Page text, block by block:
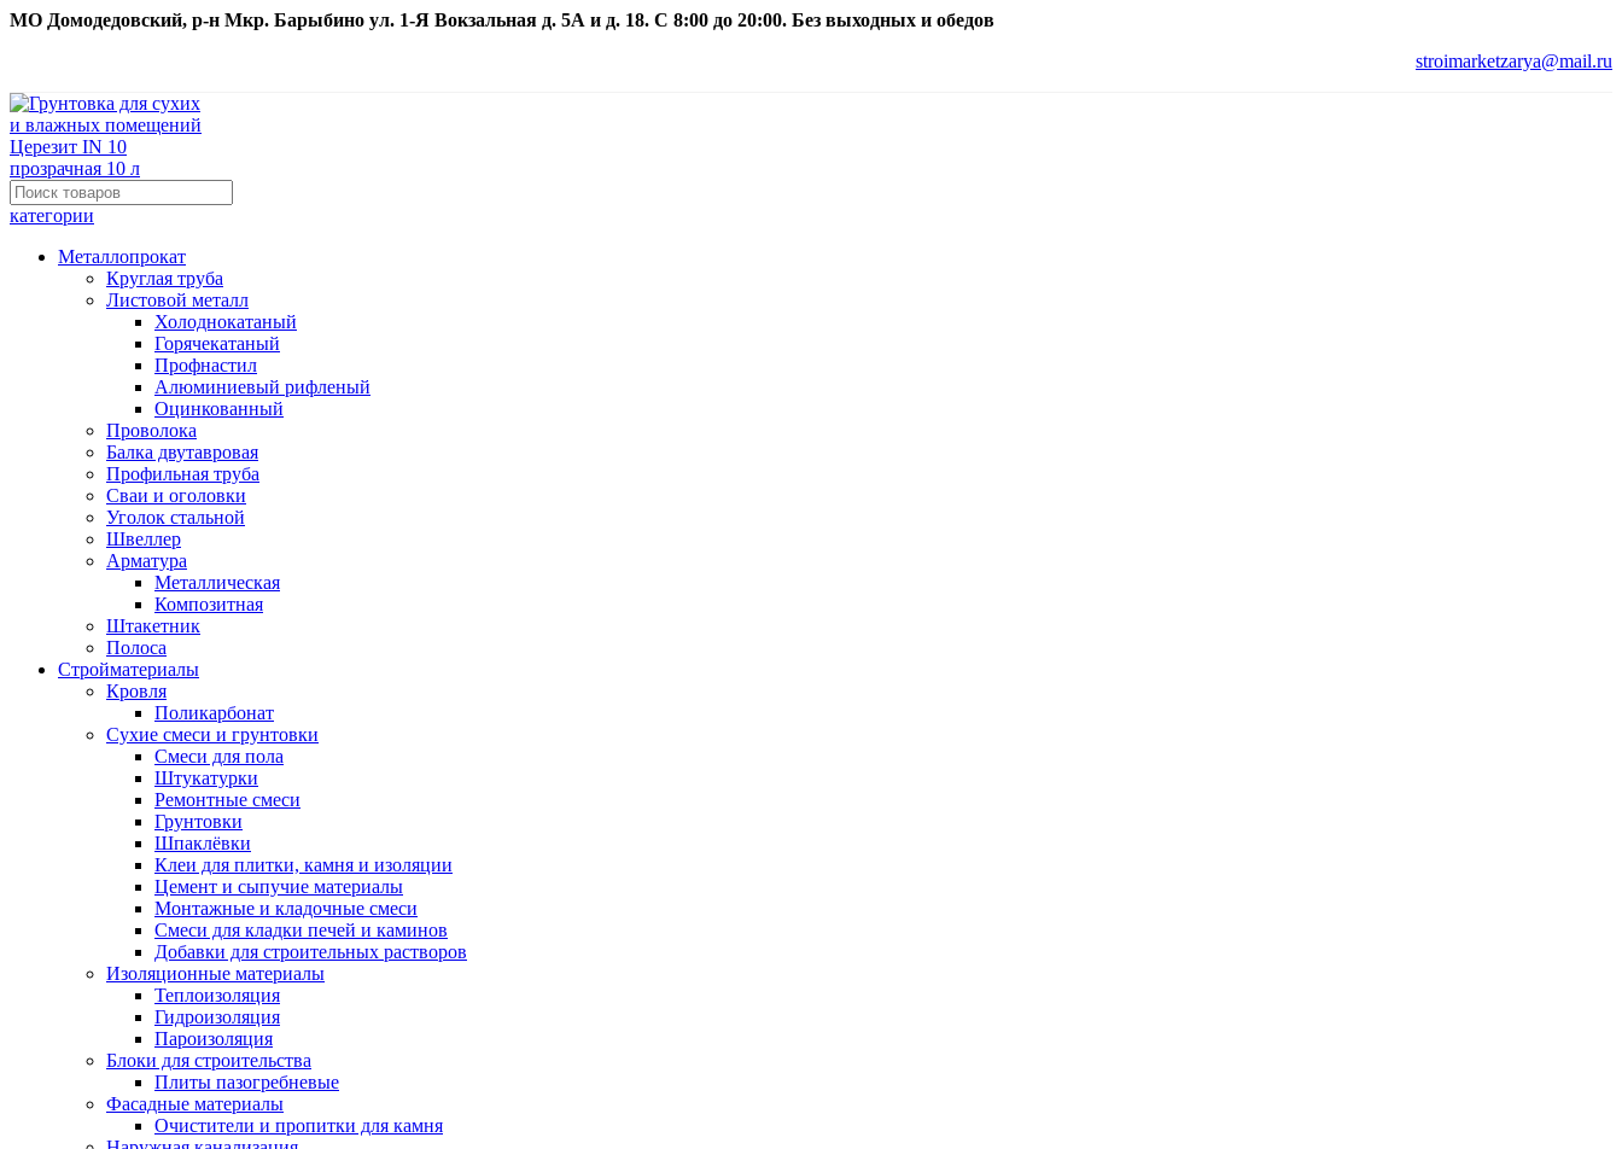
МО Домодедовский, р-н Мкр. Барыбино ул. 1-Я Вокзальная д. 5А и д. 18. С 8:00 до 20:00. Без выходных и обедов
stroimarketzarya@mail.ru
категории
Металлопрокат
Круглая труба
Листовой металл
Холоднокатаный
Горячекатаный
Профнастил
Алюминиевый рифленый
Оцинкованный
Проволока
Балка двутавровая
Профильная труба
Сваи и оголовки
Уголок стальной
Швеллер
Арматура
Металлическая
Композитная
Штакетник
Полоса
Стройматериалы
Кровля
Поликарбонат
Сухие смеси и грунтовки
Смеси для пола
Штукатурки
Ремонтные смеси
Грунтовки
Шпаклёвки
Клеи для плитки, камня и изоляции
Цемент и сыпучие материалы
Монтажные и кладочные смеси
Смеси для кладки печей и каминов
Добавки для строительных растворов
Изоляционные материалы
Теплоизоляция
Гидроизоляция
Пароизоляция
Блоки для строительства
Плиты пазогребневые
Фасадные материалы
Очистители и пропитки для камня